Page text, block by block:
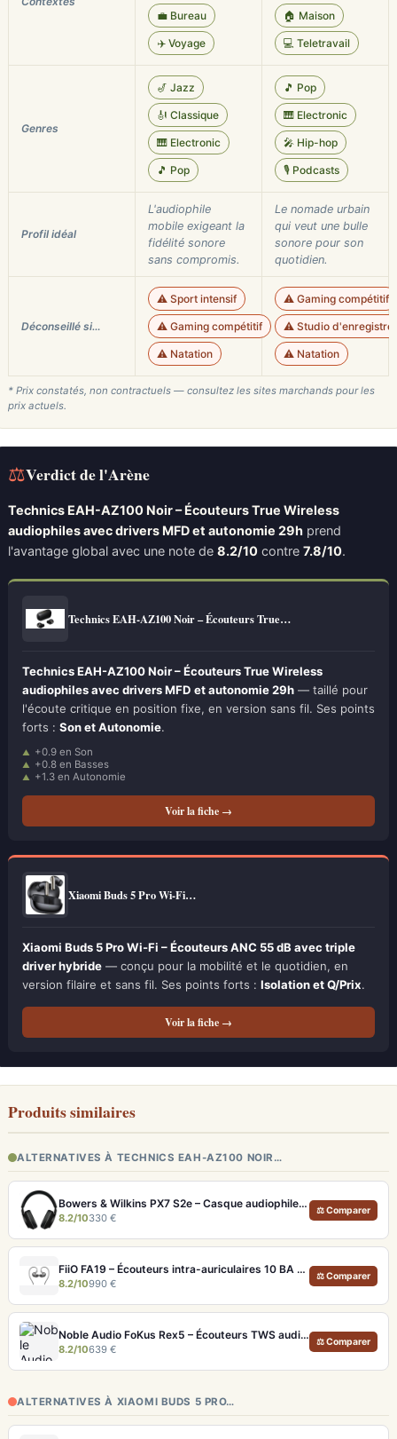
💼 Bureau
✈️ Voyage
🏠 Maison
💻 Teletravail
Genres
🎷 Jazz
🎻 Classique
🎹 Electronic
🎵 Pop
🎵 Pop
🎹 Electronic
🎤 Hip-hop
🎙️ Podcasts
Profil idéal
L'audiophile
mobile exigeant la
fidélité sonore
sans compromis.
Le nomade urbain
qui veut une bulle
sonore pour son
quotidien.
Déconseillé si…
⚠️ Sport intensif
⚠️ Gaming compétitif
⚠️ Natation
⚠️ Gaming compétitif
⚠️ Studio
⚠️ Natation
* Prix constatés, non contractuels — consultez les sites marchands pour les
prix actuels.
⚖Verdict de l'Arène
Technics EAH-AZ100 Noir – Écouteurs True Wireless
audiophiles avec drivers MFD et autonomie 29h prend
l'avantage global avec une note de 8.2/10 contre 7.8/10.
Technics EAH-AZ100 Noir – Écouteurs True…
Technics EAH-AZ100 Noir – Écouteurs True Wireless
audiophiles avec drivers MFD et autonomie 29h — taillé pour
l'écoute critique en position fixe, en version sans fil. Ses points
forts : Son et Autonomie.
+0.9 en Son
+0.8 en Basses
+1.3 en Autonomie
Voir la fiche →
Xiaomi Buds 5 Pro Wi-Fi…
Xiaomi Buds 5 Pro Wi-Fi – Écouteurs ANC 55 dB avec triple
driver hybride — conçu pour la mobilité et le quotidien, en
version filaire et sans fil. Ses points forts : Isolation et Q/Prix.
Voir la fiche →
Produits similaires
ALTERNATIVES À TECHNICS EAH-AZ100 NOIR…
Bowers & Wilkins PX7 S2e – Casque audiophile sans fil ANC 30h
8.2/10330 €
⚖ Comparer
FiiO FA19 – Écouteurs intra-auriculaires 10 BA Knowles avec technologie S.Turbo
8.2/10990 €
⚖ Comparer
Noble Audio FoKus Rex5 – Écouteurs TWS audiophiles tribrides
8.2/10639 €
⚖ Comparer
ALTERNATIVES À XIAOMI BUDS 5 PRO…